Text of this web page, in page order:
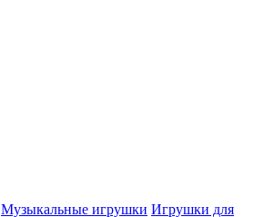
Музыкальные игрушки Игрушки для